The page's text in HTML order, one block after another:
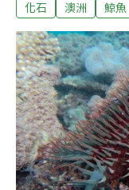
牙齒化石捐贈給維
化研究十分珍貴的
可愛的有齒鬚鯨現
齒，而是大口吞食
鬚板（baleen
維生，這也是牠們
牙齒的。經六年研
於鬚鯨。「這是一
狀的銳利牙齒。」
化石 澳洲 鯨魚